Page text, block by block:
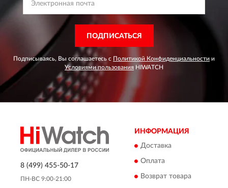
ПОДПИСАТЬСЯ
Подписываясь, Вы соглашаетесь с Политикой Конфиденциальности и
Условиями пользования HIWATCH
8 (499) 455-50-17
ПН-ВС 9:00-21:00
ИНФОРМАЦИЯ
Доставка
Оплата
Возврат товара